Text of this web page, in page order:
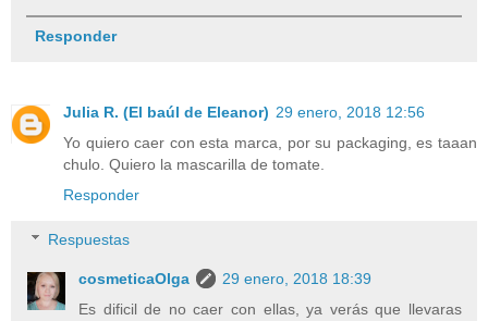
Responder
Julia R. (El baúl de Eleanor) 29 enero, 2018 12:56
Yo quiero caer con esta marca, por su packaging, es taaan
chulo. Quiero la mascarilla de tomate.
Responder
Respuestas
cosmeticaOlga
29 enero, 2018 18:39
Es dificil de no caer con ellas, ya verás que llevaras